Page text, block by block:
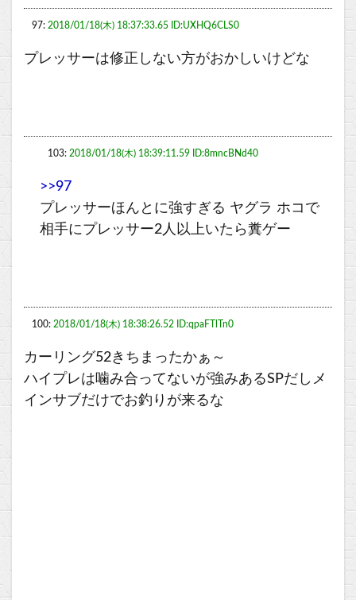
97: 2018/01/18(木) 18:37:33.65 ID:UXHQ6CLS0
プレッサーは修正しない方がおかしいけどな
103: 2018/01/18(木) 18:39:11.59 ID:8mncBNd40
>>97
プレッサーほんとに強すぎる ヤグラ ホコで
相手にプレッサー2人以上いたら糞ゲー
100: 2018/01/18(木) 18:38:26.52 ID:qpaFTlTn0
カーリング52きちまったかぁ～
ハイプレは噛み合ってないが強みあるSPだしメ
インサブだけでお釣りが来るな